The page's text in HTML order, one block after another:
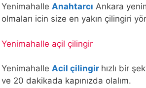
Yenimahalle Anahtarcı Ankara
olmaları icin size en yakın çilingiri
Yenimahalle açil çilingir
Yenimahalle Acil çilingir hızlı bir
ve 20 dakikada kapınızda olalım.